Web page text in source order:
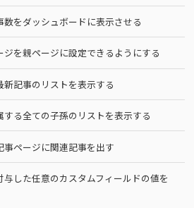
をダッシュボードに表示させる
を親ページに設定できるようにする
記事のリストを表示する
る全ての子孫のリストを表示する
ページに関連記事を出す
した任意のカスタムフィールドの値を